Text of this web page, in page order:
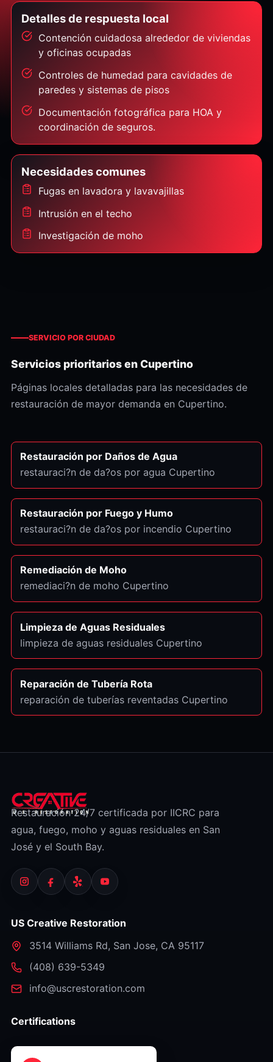
Detalles de respuesta local
Contención cuidadosa alrededor de viviendas
y oficinas ocupadas
Controles de humedad para cavidades de
paredes y sistemas de pisos
Documentación fotográfica para HOA y
coordinación de seguros.
Necesidades comunes
Fugas en lavadora y lavavajillas
Intrusión en el techo
Investigación de moho
SERVICIO POR CIUDAD
Servicios prioritarios en Cupertino
Páginas locales detalladas para las necesidades de
restauración de mayor demanda en Cupertino.
Restauración por Daños de Agua
restauraci?n de da?os por agua Cupertino
Restauración por Fuego y Humo
restauraci?n de da?os por incendio Cupertino
Remediación de Moho
remediaci?n de moho Cupertino
Limpieza de Aguas Residuales
limpieza de aguas residuales Cupertino
Reparación de Tubería Rota
reparación de tuberías reventadas Cupertino
Restauración 24/7 certificada por IICRC para
agua, fuego, moho y aguas residuales en San
José y el South Bay.
US Creative Restoration
3514 Williams Rd, San Jose, CA 95117
⁦(408) 639-5349⁩
info@uscrestoration.com
Certifications